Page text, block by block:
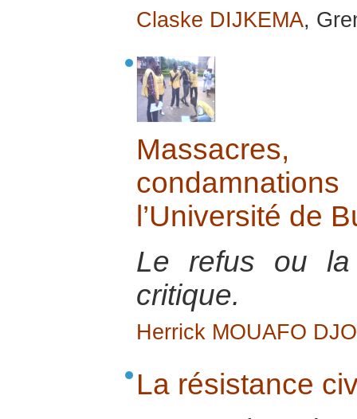
Claske DIJKEMA,
l’Université de
Le refus ou
critique.
Herrick MOUAFO
La résistance